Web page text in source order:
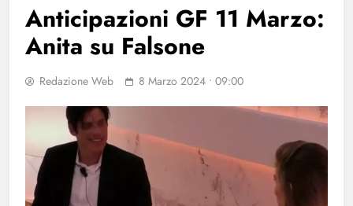
Anticipazioni GF 11 Marzo:
Anita su Falsone
Redazione Web 8 Marzo 2024 • 09:00